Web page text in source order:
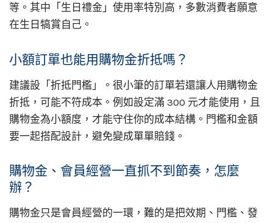
等。其中「生日禮金」使用率特別高，多數消費者願意
在生日犒賞自己。
小額訂單也能用購物金折抵嗎？
建議設「折抵門檻」。很小筆的訂單若還讓人用購物金
折抵，可能不符成本。例如設定滿 300 元才能使用，且
購物金為小額度，才能守住你的成本結構。門檻和金額
要一起搭配設計，避免變成單單賠錢。
購物金、會員經營一直抓不到節奏，怎麼
辦？
購物金只是會員經營的一環，難的是把效期、門檻、發